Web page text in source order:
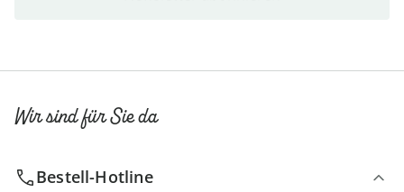
Wir sind für Sie da
Bestell-Hotline